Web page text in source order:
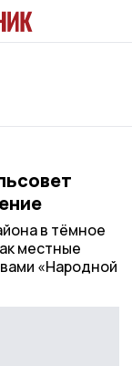
в тёмное
местные
«Народной